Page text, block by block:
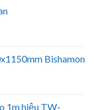
Bishamon
1m hiệu TW-